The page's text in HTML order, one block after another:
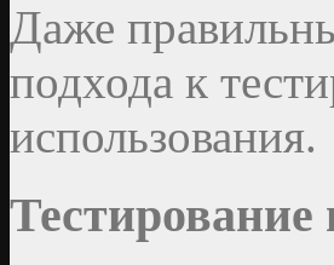
Даже
подхода к
использования.
Тестирование